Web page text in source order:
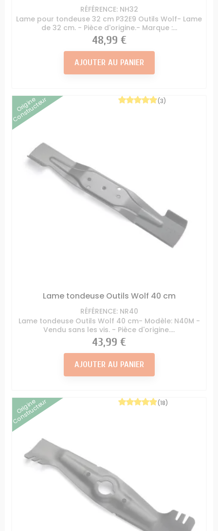
RÉFÉRENCE: NH32
Lame pour tondeuse 32 cm P32E9 Outils Wolf- Lame
de 32 cm. - Pièce d'origine.- Marque :...
Prix
48,99 €
AJOUTER AU PANIER
Origine
Constructeur
Lame tondeuse Outils Wolf 40 cm
RÉFÉRENCE: NR40
Lame tondeuse Outils Wolf 40 cm- Modèle: N40M -
Vendu sans les vis. - Pièce d'origine....
(3)
Prix
43,99 €
AJOUTER AU PANIER
Origine
Constructeur (18)